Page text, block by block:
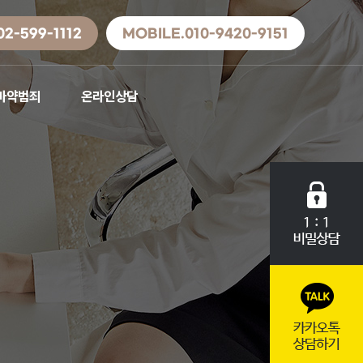
599-1112 MOBILE.010-9420-9151
약범죄 온라인상담